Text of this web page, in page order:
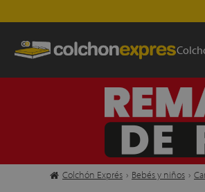
Colchón Exprés › Bebés y niños ›